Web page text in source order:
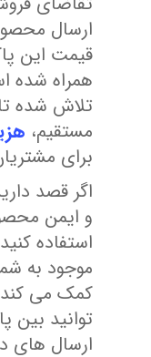
ارسال
قیمت این
همراه شده
تلاش شده
مستقیم،
برای
اگر قصد
و ایمن
استفاده
موجود به
کمک می
توانید بین
ارسال های